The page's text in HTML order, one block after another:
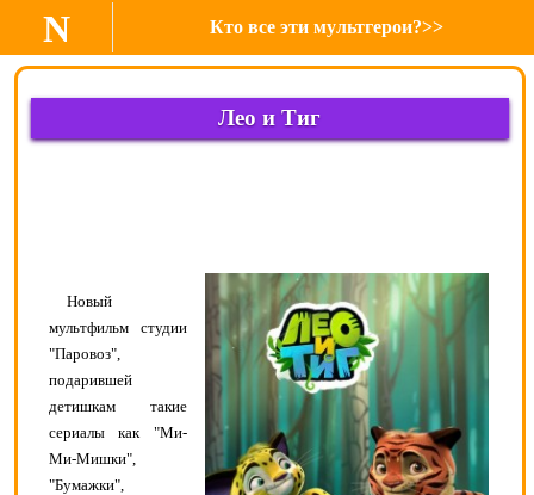
N Кто все эти мультгерои?>>
Лео и Тиг
Новый
мультфильм студии
"Паровоз",
подарившей
детишкам такие
сериалы как "Ми-
Ми-Мишки",
"Бумажки",